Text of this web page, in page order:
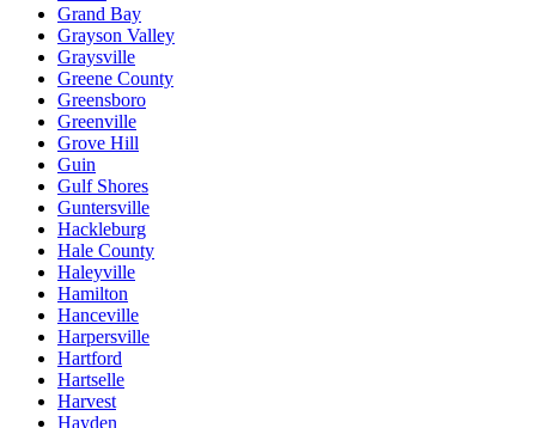
Grand Bay
Grayson Valley
Graysville
Greene County
Greensboro
Greenville
Grove Hill
Guin
Gulf Shores
Guntersville
Hackleburg
Hale County
Haleyville
Hamilton
Hanceville
Harpersville
Hartford
Hartselle
Harvest
Hayden